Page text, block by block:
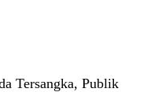
Tersangka, Publik